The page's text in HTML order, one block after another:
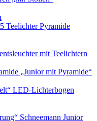
Pyramide
mit Teelichtern
„Junior mit Pyramide“
LED-Lichterbogen
Schneemann Junior